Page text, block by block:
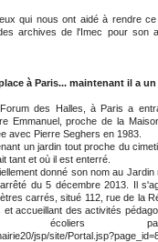
qui nous ont aidé à rendre ce
archives de l'Imec pour son
à Paris... maintenant il a
des Halles, à Paris a
Emmanuel, proche de la
avec Pierre Seghers en 1983.
un jardin tout proche du
tant et où il est enterré.
donné son nom au Jardin
du 5 décembre 2013. Il
carrés, situé 112, rue de la
accueillant des activités
écoliers
jsp/site/